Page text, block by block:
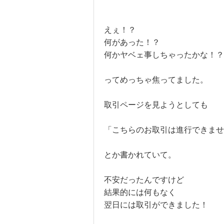
えぇ！？
何があった！？
何かヤベェ事しちゃったかな！？
ってめっちゃ焦ってました。
取引ページを見ようとしても
「こちらのお取引は進行できま
とか書かれていて。
不安だったんですけど
結果的には何もなく
翌日には取引ができました！